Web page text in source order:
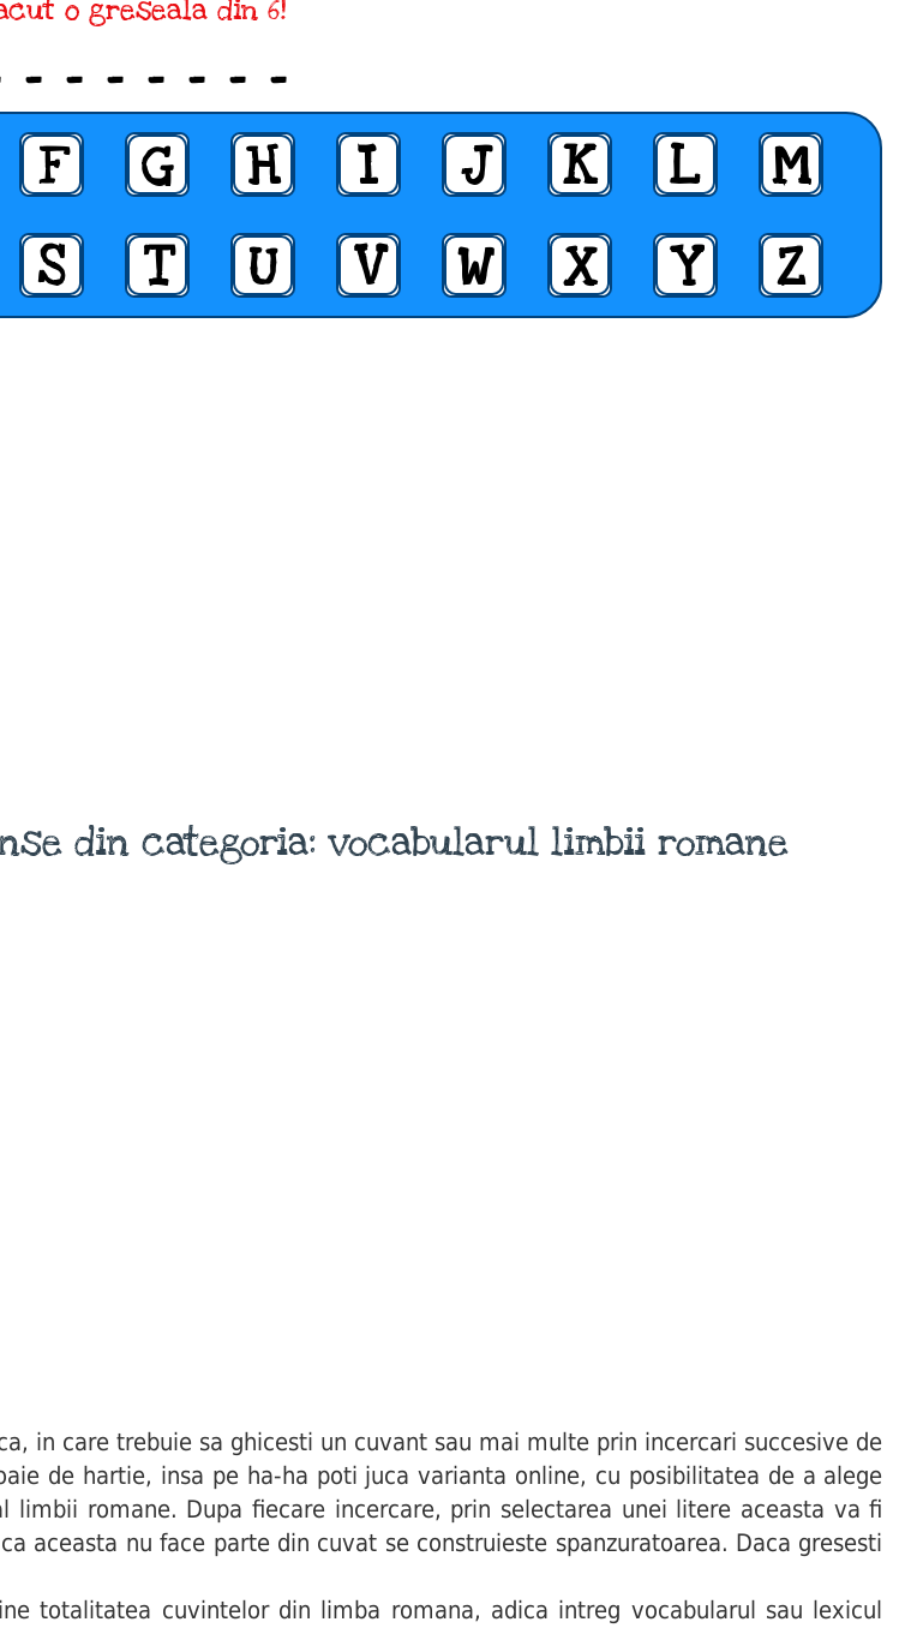
o greseala din 6!
_ _ _ _ _ _ _
F G H I J K L
M
S T U V W X Y Z
din categoria: vocabularul limbii romane
in care trebuie sa ghicesti un cuvant sau mai multe prin incercari succesive de
de hartie, insa pe ha-ha poti juca varianta online, cu posibilitatea de a alege
romane. Dupa fiecare incercare, prin selectarea unei litere aceasta va fi
aceasta nu face parte din cuvat se construieste spanzuratoarea. Daca gresesti
totalitatea cuvintelor din limba romana, adica intreg vocabularul sau lexicul